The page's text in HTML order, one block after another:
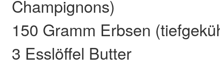
Champignons)
150 Gramm Erbsen
3 Esslöffel Butter